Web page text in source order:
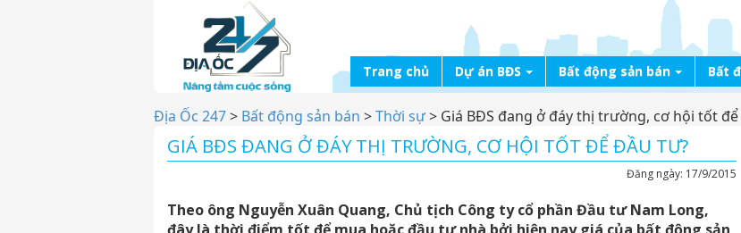
Trang chủ Dự án BĐS Bất động sản bán Bất
Địa Ốc 247> Bất động sản bán >Thời sự> Giá BĐS đang ở đáy thị trường, cơ hội tốt
GIÁ BĐS ĐANG Ở ĐÁY THỊ TRƯỜNG, CƠ HỘI TỐT ĐỂ ĐẦU TƯ?
Đăng ngày: 17/9/2015
Theo ông Nguyễn Xuân Quang, Chủ tịch Công ty cổ phần Đầu tư Nam Long,